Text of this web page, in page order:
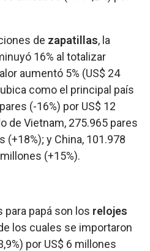
de zapatillas, la
16% al totalizar
aumentó 5% (US$ 24
como el principal país
(-16%) por US$ 12
de Vietnam, 275.965 pares
(+18%); y China, 101.978
(+15%).
para papá son los relojes
los cuales se importaron
por US$ 6 millones